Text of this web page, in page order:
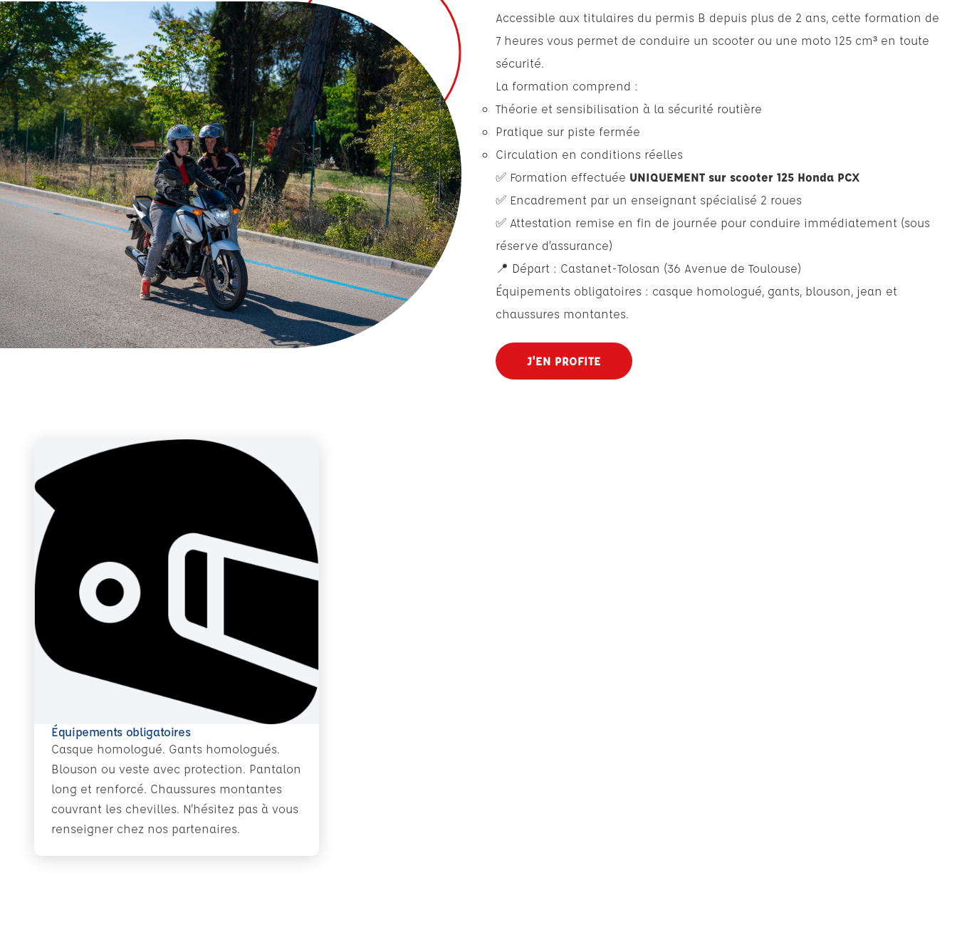
Accessible aux titulaires du permis B depuis plus de 2 ans, cette formation de
7 heures vous permet de conduire un scooter ou une moto 125 cm³ en toute
sécurité.
La formation comprend :
Théorie et sensibilisation à la sécurité routière
Pratique sur piste fermée
Circulation en conditions réelles
✅ Formation effectuée UNIQUEMENT sur scooter 125 Honda PCX
✅ Encadrement par un enseignant spécialisé 2 roues
✅ Attestation remise en fin de journée pour conduire immédiatement (sous
réserve d’assurance)
📍 Départ : Castanet-Tolosan (36 Avenue de Toulouse)
Équipements obligatoires : casque homologué, gants, blouson, jean et
chaussures montantes.
J'EN PROFITE
Équipements obligatoires
Casque homologué. Gants homologués.
Blouson ou veste avec protection. Pantalon
long et renforcé. Chaussures montantes
couvrant les chevilles. N'hésitez pas à vous
renseigner chez nos partenaires.